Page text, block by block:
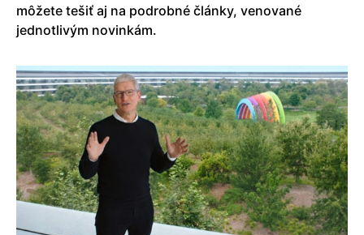
môžete tešiť aj na podrobné články, venované
jednotlivým novinkám.